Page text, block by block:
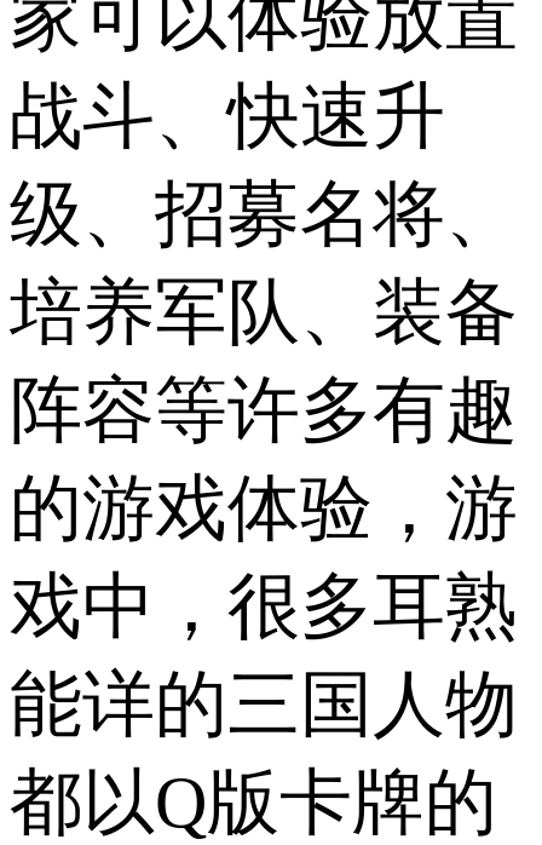
家可以体验放置
战斗、快速升
级、招募名将、
培养军队、装备
阵容等许多有趣
的游戏体验，游
戏中，很多耳熟
能详的三国人物
都以Q版卡牌的